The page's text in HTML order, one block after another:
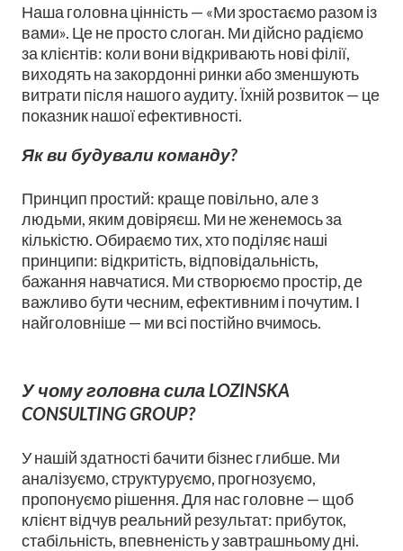
Наша головна цінність — «Ми зростаємо разом із
вами». Це не просто слоган. Ми дійсно радіємо
за клієнтів: коли вони відкривають нові філії,
виходять на закордонні ринки або зменшують
витрати після нашого аудиту. Їхній розвиток — це
показник нашої ефективності.
Як ви будували команду?
Принцип простий: краще повільно, але з
людьми, яким довіряєш. Ми не женемось за
кількістю. Обираємо тих, хто поділяє наші
принципи: відкритість, відповідальність,
бажання навчатися. Ми створюємо простір, де
важливо бути чесним, ефективним і почутим. І
найголовніше — ми всі постійно вчимось.
У чому головна сила LOZINSKA
CONSULTING GROUP?
У нашій здатності бачити бізнес глибше. Ми
аналізуємо, структуруємо, прогнозуємо,
пропонуємо рішення. Для нас головне — щоб
клієнт відчув реальний результат: прибуток,
стабільність, впевненість у завтрашньому дні.